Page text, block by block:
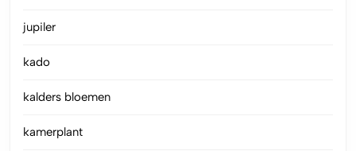
jupiler
kado
kalders bloemen
kamerplant